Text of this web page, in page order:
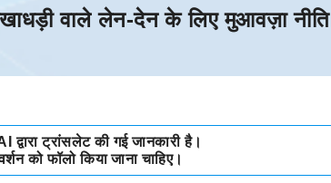
वाले लेन-देन के लिए मुआवज़ा नीति
ट्रांसलेट की गई जानकारी है।
को फॉलो किया जाना चाहिए।